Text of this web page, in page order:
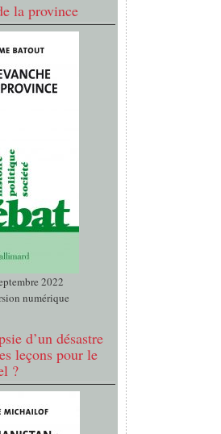
la province
2022
numérique
d’un désastre
leçons pour le
?